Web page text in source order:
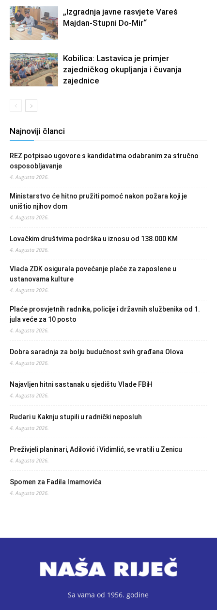
„Izgradnja javne rasvjete Vareš
Majdan-Stupni Do-Mir“
Kobilica: Lastavica je primjer
zajedničkog okupljanja i čuvanja
zajednice
Najnoviji članci
REZ potpisao ugovore s kandidatima odabranim za stručno
osposobljavanje
4. Augusta 2026.
Ministarstvo će hitno pružiti pomoć nakon požara koji je
uništio njihov dom
4. Augusta 2026.
Lovačkim društvima podrška u iznosu od 138.000 KM
4. Augusta 2026.
Vlada ZDK osigurala povećanje plaće za zaposlene u
ustanovama kulture
4. Augusta 2026.
Plaće prosvjetnih radnika, policije i državnih službenika od 1.
jula veće za 10 posto
4. Augusta 2026.
Dobra saradnja za bolju budućnost svih građana Olova
4. Augusta 2026.
Najavljen hitni sastanak u sjedištu Vlade FBiH
4. Augusta 2026.
Rudari u Kaknju stupili u radnički neposluh
4. Augusta 2026.
Preživjeli planinari, Adilović i Vidimlić, se vratili u Zenicu
4. Augusta 2026.
Spomen za Fadila Imamovića
4. Augusta 2026.
Sa vama od 1956. godine